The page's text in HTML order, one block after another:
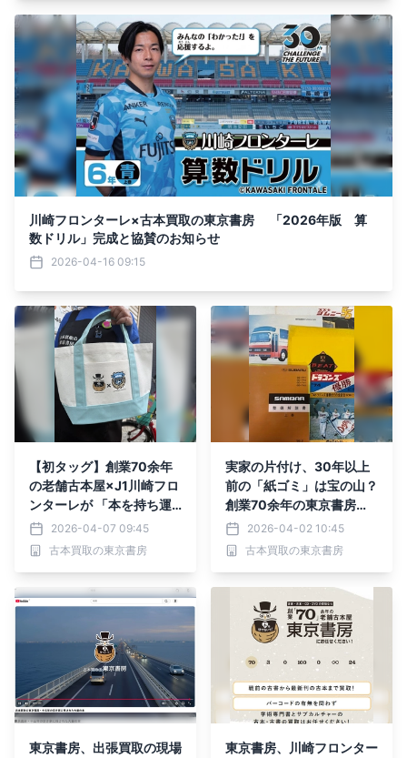
川崎フロンターレ×古本買取の東京書房 「2026年版 算
数ドリル」完成と協賛のお知らせ
2026-04-16 09:15
【初タッグ】創業70余年
の老舗古本屋×J1川崎フロ
ンターレが 「本を持ち運
ぶ」専用トートバッグを製
作、 古本市「全ニッポン
古本博覧会」東京書房ブー
2026-04-07 09:45
古本買取の東京書房
実家の片付け、30年以上
前の「紙ゴミ」は宝の山？
創業70余年の東京書房、
廃棄寸前の“バブル・レト
ロ資料”を 救うレスキュー
買取活動を強化 ～コン
ー誌、無料配布の夜遊びガ
イド、 写真ネガ…三代目店
主が「判別困難な情熱」を
次世代へ繋ぐ～
2026-04-02 10:45
古本買取の東京書房
東京書房、出張買取の現場 東京書房、川崎フロンター